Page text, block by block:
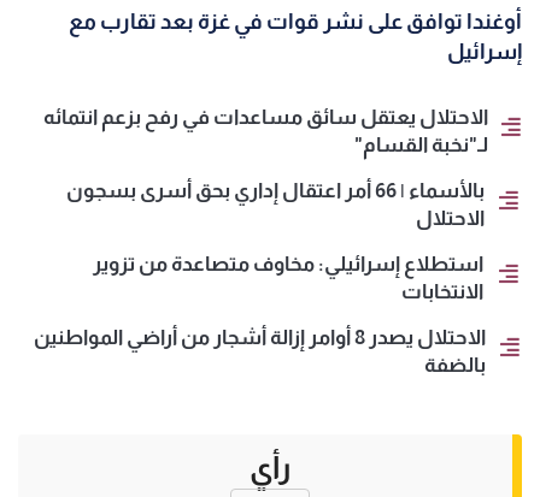
أوغندا توافق على نشر قوات في غزة بعد تقارب مع
إسرائيل
الاحتلال يعتقل سائق مساعدات في رفح بزعم انتمائه
لـ"نخبة القسام"
بالأسماء | 66 أمر اعتقال إداري بحق أسرى بسجون
الاحتلال
استطلاع إسرائيلي: مخاوف متصاعدة من تزوير
الانتخابات
الاحتلال يصدر 8 أوامر إزالة أشجار من أراضي المواطنين
بالضفة
رأي